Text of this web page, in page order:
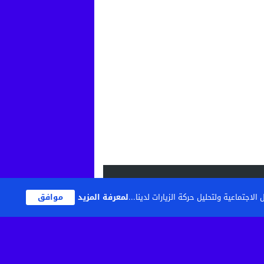
ولتحليل حركة الزيارات لدينا...لمعرفة المزيد موافق